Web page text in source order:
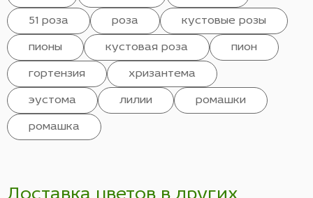
51 роза роза кустовые розы
пионы кустовая роза пион
гортензия хризантема
эустома лилии ромашки
ромашка